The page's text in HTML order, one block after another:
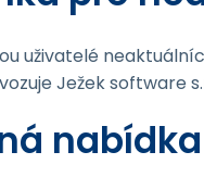
uživatelé
Ježek software
nabídka